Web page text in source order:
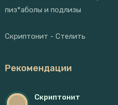
пиз*аболы и подлизы
Скриптонит - Стелить
Рекомендации
Скриптонит